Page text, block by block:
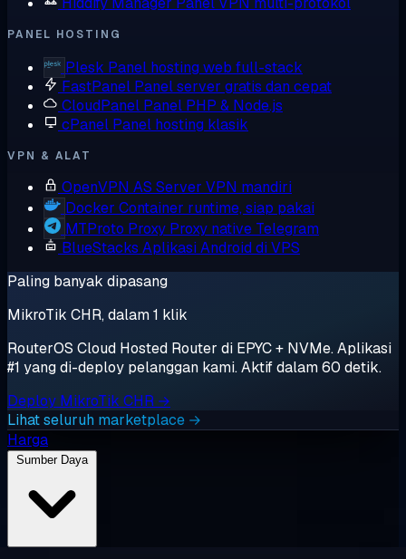
PANEL HOSTING
Plesk Panel hosting web full-stack
FastPanel Panel server gratis dan cepat
CloudPanel Panel PHP & Node.js
cPanel Panel hosting klasik
VPN & ALAT
OpenVPN AS Server VPN mandiri
Docker Container runtime, siap pakai
MTProto Proxy Proxy native Telegram
BlueStacks Aplikasi Android di VPS
Paling banyak dipasang
MikroTik CHR, dalam 1 klik
RouterOS Cloud Hosted Router di EPYC + NVMe. Aplikasi
#1 yang di-deploy pelanggan kami. Aktif dalam 60 detik.
Deploy MikroTik CHR →
Lihat seluruh marketplace →
Harga
Sumber Daya